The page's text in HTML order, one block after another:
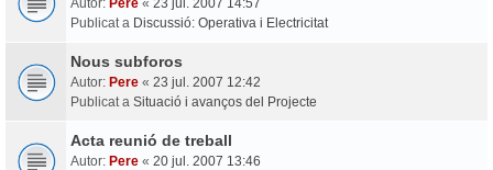
Publicat a Discussió: Operativa i Electricitat
Nous subforos
Autor: Pere « 23 jul. 2007 12:42
Publicat a Situació i avanços del Projecte
Acta reunió de treball
Autor: Pere « 20 jul. 2007 13:46